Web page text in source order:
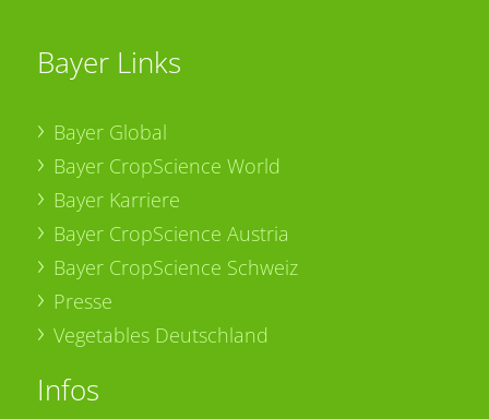
Bayer Links
Bayer Global
Bayer CropScience World
Bayer Karriere
Bayer CropScience Austria
Bayer CropScience Schweiz
Presse
Vegetables Deutschland
Infos